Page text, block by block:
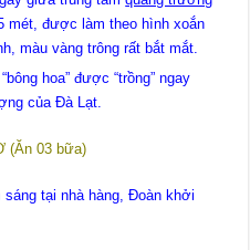
mét, được làm theo hình xoắn
màu vàng trông rất bắt mắt.
hoa” được “trồng” ngay
của Đà Lạt.
(Ăn 03 bữa)
tại nhà hàng, Đoàn khởi